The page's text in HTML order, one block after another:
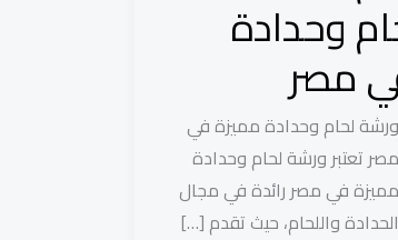
وحدادة
مصر
ورشة لحام وحدادة مميزة في
مصر تعتبر ورشة لحام وحدادة
مميزة في مصر رائدة في مجال
الحدادة واللحام، حيث تقدم […]